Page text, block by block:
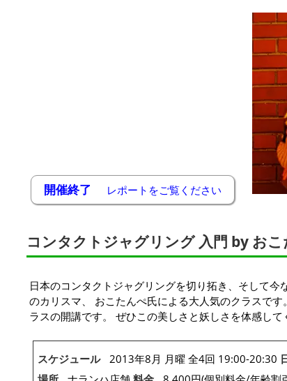
開催終了 レポートをご覧ください
コンタクトジャグリング 入門 by お
日本のコンタクトジャグリングを切り拓き、そして
のカリスマ、 おこたんぺ氏による大人気のクラスで
ラスの開講です。 ぜひこの美しさと妖しさを体感して
スケジュール 2013年8月 月曜 全4回 19:00-20:30